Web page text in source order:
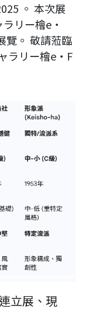
。 本次展
リー檜e・
覽。 敬請蒞臨
ラリー檜e・F
立展、現